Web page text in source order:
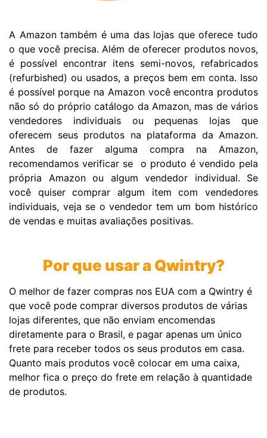
A Amazon também é uma das lojas que oferece tudo
o que você precisa. Além de oferecer produtos novos,
é possível encontrar itens semi-novos, refabricados
(refurbished) ou usados, a preços bem em conta. Isso
é possível porque na Amazon você encontra produtos
não só do próprio catálogo da Amazon, mas de vários
vendedores individuais ou pequenas lojas que
oferecem seus produtos na plataforma da Amazon.
Antes de fazer alguma compra na Amazon,
recomendamos verificar se o produto é vendido pela
própria Amazon ou algum vendedor individual. Se
você quiser comprar algum item com vendedores
individuais, veja se o vendedor tem um bom histórico
de vendas e muitas avaliações positivas.
Por que usar a Qwintry?
O melhor de fazer compras nos EUA com a Qwintry é
que você pode comprar diversos produtos de várias
lojas diferentes, que não enviam encomendas
diretamente para o Brasil, e pagar apenas um único
frete para receber todos os seus produtos em casa.
Quanto mais produtos você colocar em uma caixa,
melhor fica o preço do frete em relação à quantidade
de produtos.